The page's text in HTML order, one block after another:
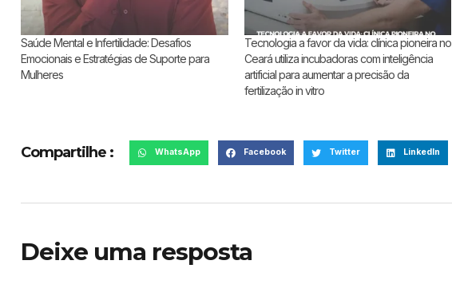
Saúde Mental e Infertilidade: Desafios
Emocionais e Estratégias de Suporte para
Mulheres
Tecnologia a favor da vida: clínica pioneira no
Ceará utiliza incubadoras com inteligência
artificial para aumentar a precisão da
fertilização in vitro
Compartilhe : WhatsApp Facebook Twitter LinkedIn
Deixe uma resposta